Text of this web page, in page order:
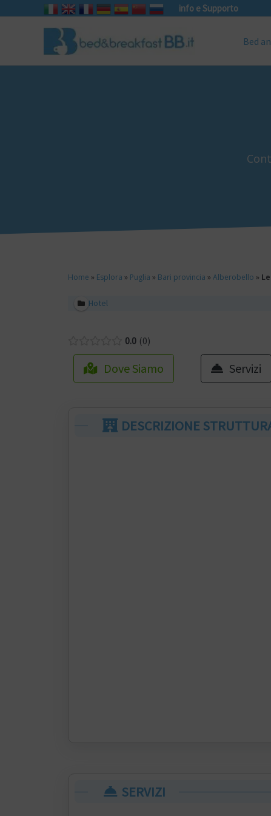
info e Supporto
Bed
Home » Esplora » Puglia » Bari provincia » Alberobello »
Hotel
0.0 0
Dove Siamo Servizi
DESCRIZIONE
SERVIZI